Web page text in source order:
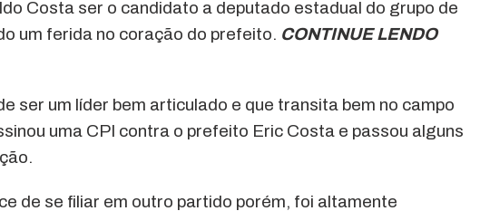
Costa ser o candidato a deputado estadual do grupo de
um ferida no coração do prefeito. CONTINUE LENDO
ser um líder bem articulado e que transita bem no campo
uma CPI contra o prefeito Eric Costa e passou alguns
de se filiar em outro partido porém, foi altamente